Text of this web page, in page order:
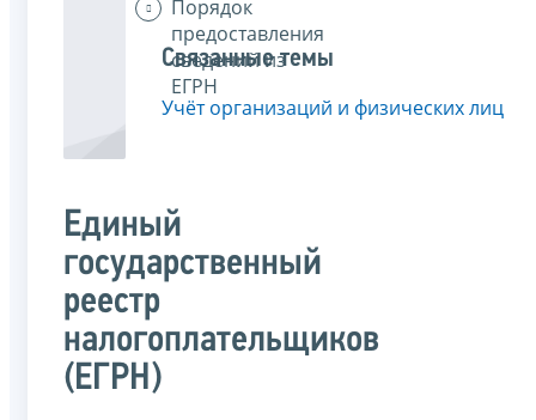
Порядок
предоставления
сведений из
ЕГРН
Единый
государственный
реестр
налогоплательщиков
(ЕГРН)
Связанные темы
Учёт организаций и физических лиц